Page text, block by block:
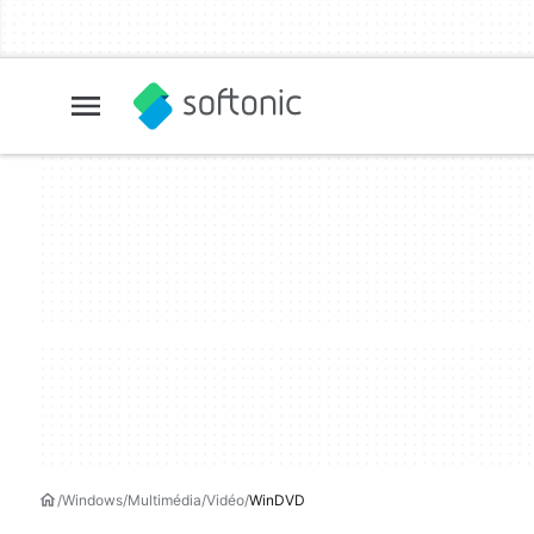
Windows Multimédia Vidéo WinDVD